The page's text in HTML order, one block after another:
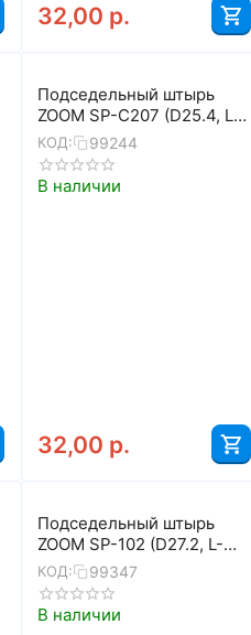
32,00 р.
Подседельный штырь
ZOOM SP-C207 (D25.4, L-
400, серый)
КОД: 99244
В наличии
32,00 р.
Подседельный штырь
ZOOM SP-102 (D27.2, L-
400, чёрный матовый)
КОД: 99347
В наличии